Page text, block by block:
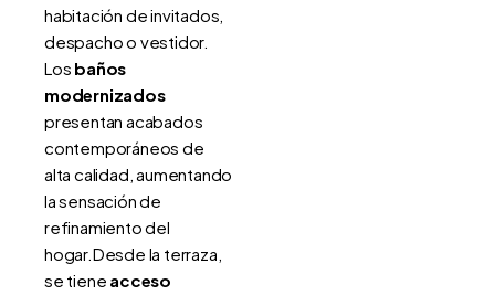
habitación de invitados,
despacho o vestidor.
Los baños
modernizados
presentan acabados
contemporáneos de
alta calidad, aumentando
la sensación de
refinamiento del
hogar.Desde la terraza,
se tiene acceso